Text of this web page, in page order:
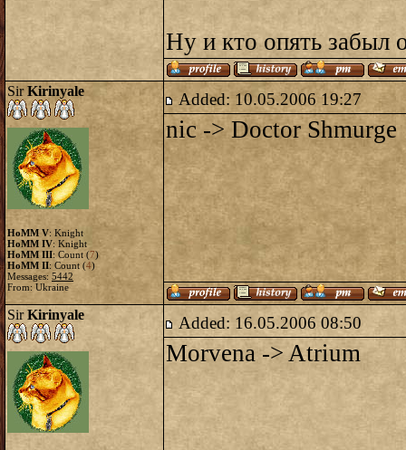
Ну и кто опять забыл
SirKirinyale
HoMM V: Knight
HoMM IV: Knight
HoMM III: Count (7)
HoMM II: Count (4)
Messages: 5442
From: Ukraine
Added: 10.05.2006 19:27
nic -> Doctor Shmurge
SirKirinyale Added: 16.05.2006 08:50
Morvena -> Atrium